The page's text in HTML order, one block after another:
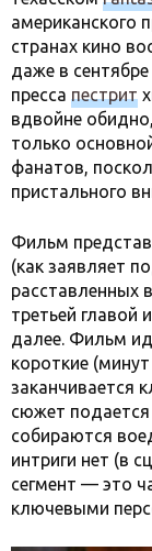
американского
странах кино
даже в
пресса пестрит
вдвойне
только
фанатов,
пристального
Фильм
(как заявляет
расставленных
третьей главой
далее. Фильм
короткие
заканчивается
сюжет подается
собираются
интриги нет (в
сегмент — это
ключевыми